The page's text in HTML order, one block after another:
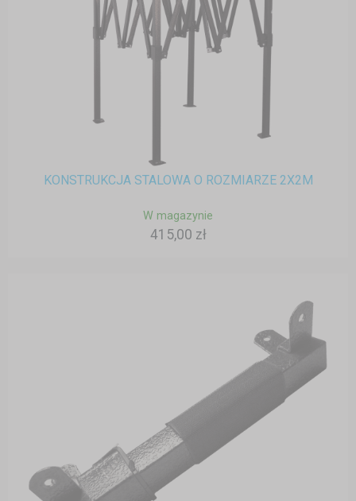
KONSTRUKCJA STALOWA O ROZMIARZE 2X2M
W magazynie
415,00 zł